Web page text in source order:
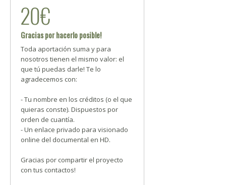
20€
Gracias por hacerlo posible!
Toda aportación suma y para
nosotros tienen el mismo valor: el
que tú puedas darle! Te lo
agradecemos con:
- Tu nombre en los créditos (o el que
quieras conste). Dispuestos por
orden de cuantía.
- Un enlace privado para visionado
online del documental en HD.
Gracias por compartir el proyecto
con tus contactos!